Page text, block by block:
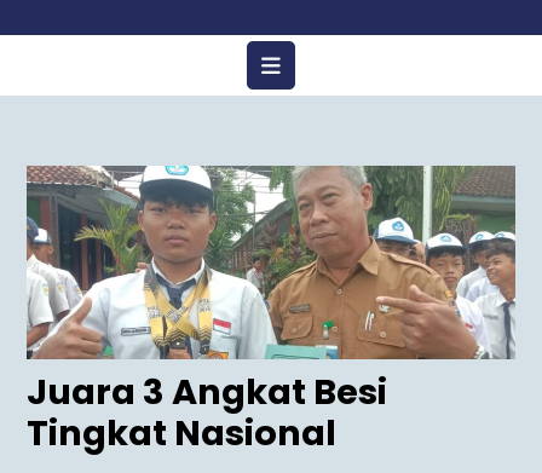
Juara 3 Angkat Besi
Tingkat Nasional